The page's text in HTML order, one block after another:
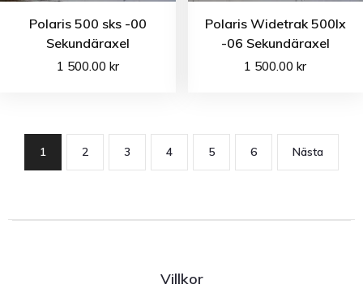
Polaris 500 sks -00
Sekundäraxel
1 500.00 kr
Polaris Widetrak 500lx
-06 Sekundäraxel
1 500.00kr
1 2 3 4 5 6 Nästa
Villkor